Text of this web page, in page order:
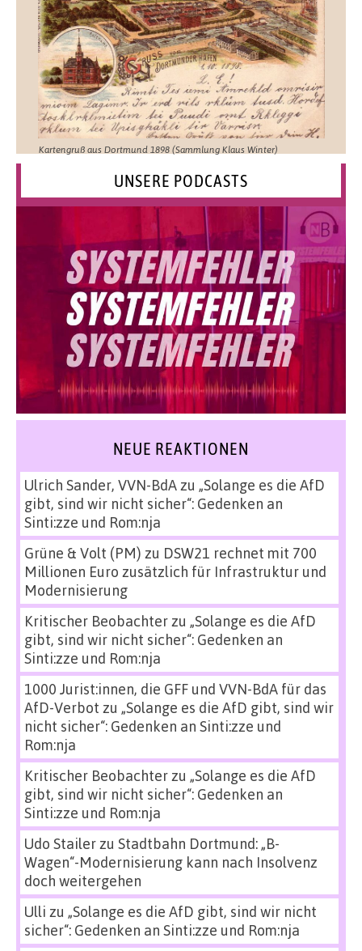
Kartengruß aus Dortmund 1898 (Sammlung Klaus Winter)
UNSERE PODCASTS
NEUE REAKTIONEN
Ulrich Sander, VVN-BdAzu „Solange es die AfD
gibt, sind wir nicht sicher“: Gedenken an
Sinti:zze und Rom:nja
Grüne & Volt (PM) zu DSW21 rechnet mit 700
Millionen Euro zusätzlich für Infrastruktur und
Modernisierung
Kritischer Beobachterzu „Solange es die AfD
gibt, sind wir nicht sicher“: Gedenken an
Sinti:zze und Rom:nja
1000 Jurist:innen, die GFF und VVN-BdA für das
AfD-Verbot zu „Solange es die AfD gibt, sind wir
nicht sicher“: Gedenken an Sinti:zze und
Rom:nja
Kritischer Beobachterzu „Solange es die AfD
gibt, sind wir nicht sicher“: Gedenken an
Sinti:zze und Rom:nja
Udo Stailerzu Stadtbahn Dortmund: „B-
Wagen“-Modernisierung kann nach Insolvenz
doch weitergehen
Ulli zu „Solange es die AfD gibt, sind wir nicht
sicher“: Gedenken an Sinti:zze und Rom:nja